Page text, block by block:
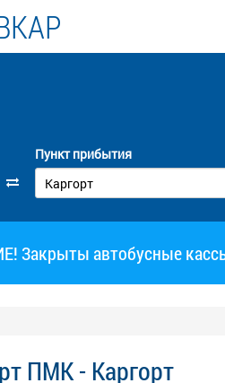
Пункт прибытия
Закрыты автобусные
ПМК - Каргорт